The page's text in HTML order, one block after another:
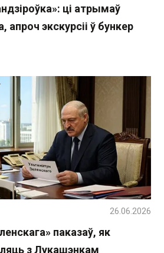
ці атрымаў
экскурсіі ў бункер
паказаў, як
з Лукашэнкам
26.06.2026